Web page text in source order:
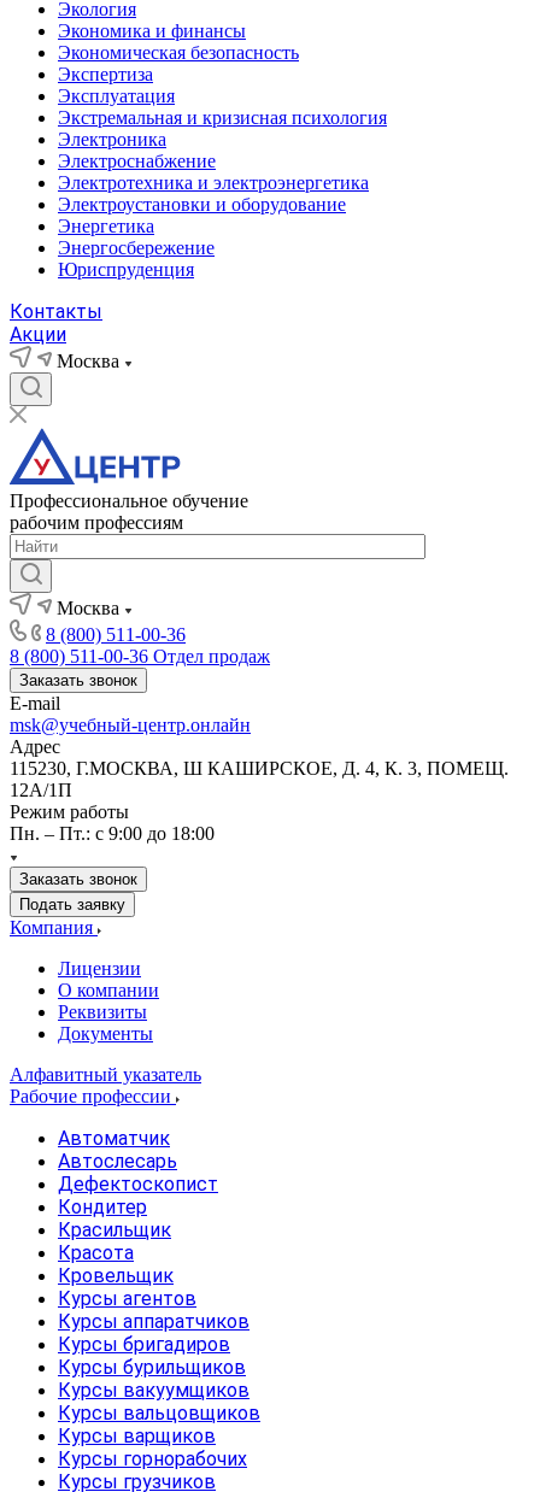
Экология
Экономика и финансы
Экономическая безопасность
Экспертиза
Эксплуатация
Экстремальная и кризисная психология
Электроника
Электроснабжение
Электротехника и электроэнергетика
Электроустановки и оборудование
Энергетика
Энергосбережение
Юриспруденция
Контакты
Акции
Москва
Профессиональное обучение
рабочим профессиям
Москва
8 (800) 511-00-36
8 (800) 511-00-36 Отдел продаж
Заказать звонок
E-mail
msk@учебный-центр.онлайн
Адрес
115230, Г.МОСКВА, Ш КАШИРСКОЕ, Д. 4, К. 3, ПОМЕЩ.
12А/1П
Режим работы
Пн. – Пт.: с 9:00 до 18:00
Заказать звонок
Подать заявку
Компания
Лицензии
О компании
Реквизиты
Документы
Алфавитный указатель
Рабочие профессии
Автоматчик
Автослесарь
Дефектоскопист
Кондитер
Красильщик
Красота
Кровельщик
Курсы агентов
Курсы аппаратчиков
Курсы бригадиров
Курсы бурильщиков
Курсы вакуумщиков
Курсы вальцовщиков
Курсы варщиков
Курсы горнорабочих
Курсы грузчиков